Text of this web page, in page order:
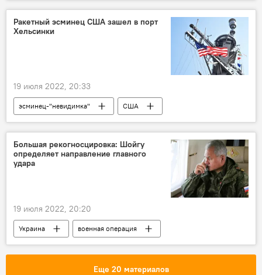
Ракетный эсминец США зашел в порт
Хельсинки
19 июля 2022, 20:33
эсминец-"невидимка"
США
Хельсинки
порт
Большая рекогносцировка: Шойгу
определяет направление главного
удара
19 июля 2022, 20:20
Украина
военная операция
Защита Донбасса. Спецоперация РФ на Украине
Еще 20 материалов